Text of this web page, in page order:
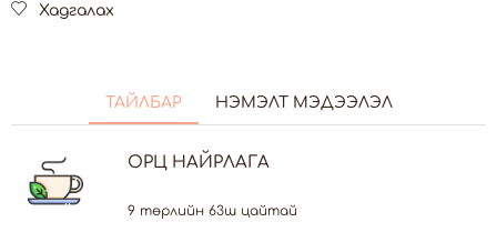
Хадгалах
ТАЙЛБАР НЭМЭЛТ МЭДЭЭЛЭЛ
ОРЦ НАЙРЛАГА
9 төрлийн 63ш цайтай